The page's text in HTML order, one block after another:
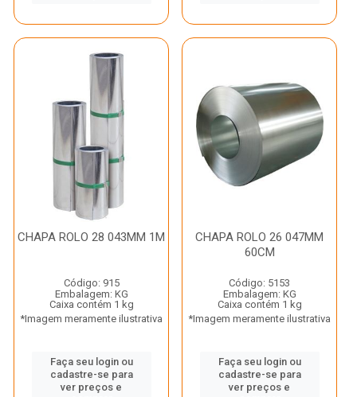
CHAPA ROLO 28 043MM 1M
Código: 915
Embalagem: KG
Caixa contém 1 kg
*Imagem meramente ilustrativa
Faça seu login ou
cadastre-se para
ver preços e
CHAPA ROLO 26 047MM
60CM
Código: 5153
Embalagem: KG
Caixa contém 1 kg
*Imagem meramente ilustrativa
Faça seu login ou
cadastre-se para
ver preços e